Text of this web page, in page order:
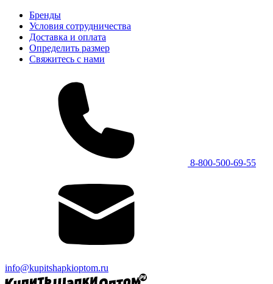
Бренды
Условия сотрудничества
Доставка и оплата
Определить размер
Свяжитесь с нами
8-800-500-69-55
info@kupitshapkioptom.ru